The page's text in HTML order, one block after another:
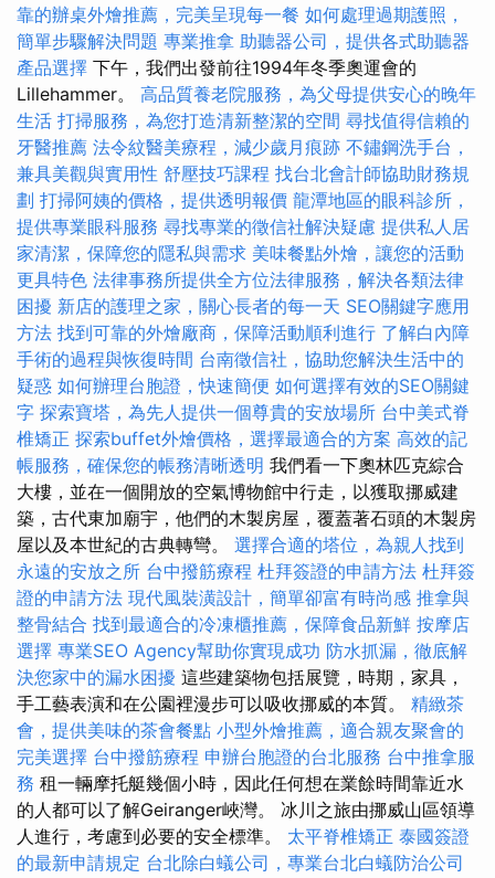
靠的辦桌外燴推薦，完美呈現每一餐 如何處理過期護照，
簡單步驟解決問題 專業推拿 助聽器公司，提供各式助聽器
產品選擇 下午，我們出發前往1994年冬季奧運會的
Lillehammer。 高品質養老院服務，為父母提供安心的晚年
生活 打掃服務，為您打造清新整潔的空間 尋找值得信賴的
牙醫推薦 法令紋醫美療程，減少歲月痕跡 不鏽鋼洗手台，
兼具美觀與實用性 舒壓技巧課程 找台北會計師協助財務規
劃 打掃阿姨的價格，提供透明報價 龍潭地區的眼科診所，
提供專業眼科服務 尋找專業的徵信社解決疑慮 提供私人居
家清潔，保障您的隱私與需求 美味餐點外燴，讓您的活動
更具特色 法律事務所提供全方位法律服務，解決各類法律
困擾 新店的護理之家，關心長者的每一天 SEO關鍵字應用
方法 找到可靠的外燴廠商，保障活動順利進行 了解白內障
手術的過程與恢復時間 台南徵信社，協助您解決生活中的
疑惑 如何辦理台胞證，快速簡便 如何選擇有效的SEO關鍵
字 探索寶塔，為先人提供一個尊貴的安放場所 台中美式脊
椎矯正 探索buffet外燴價格，選擇最適合的方案 高效的記
帳服務，確保您的帳務清晰透明 我們看一下奧林匹克綜合
大樓，並在一個開放的空氣博物館中行走，以獲取挪威建
築，古代東加廟宇，他們的木製房屋，覆蓋著石頭的木製房
屋以及本世紀的古典轉彎。 選擇合適的塔位，為親人找到
永遠的安放之所 台中撥筋療程 杜拜簽證的申請方法 杜拜簽
證的申請方法 現代風裝潢設計，簡單卻富有時尚感 推拿與
整骨結合 找到最適合的冷凍櫃推薦，保障食品新鮮 按摩店
選擇 專業SEO Agency幫助你實現成功 防水抓漏，徹底解
決您家中的漏水困擾 這些建築物包括展覽，時期，家具，
手工藝表演和在公園裡漫步可以吸收挪威的本質。 精緻茶
會，提供美味的茶會餐點 小型外燴推薦，適合親友聚會的
完美選擇 台中撥筋療程 申辦台胞證的台北服務 台中推拿服
務 租一輛摩托艇幾個小時，因此任何想在業餘時間靠近水
的人都可以了解Geiranger峽灣。 冰川之旅由挪威山區領導
人進行，考慮到必要的安全標準。 太平脊椎矯正 泰國簽證
的最新申請規定 台北除白蟻公司，專業台北白蟻防治公司